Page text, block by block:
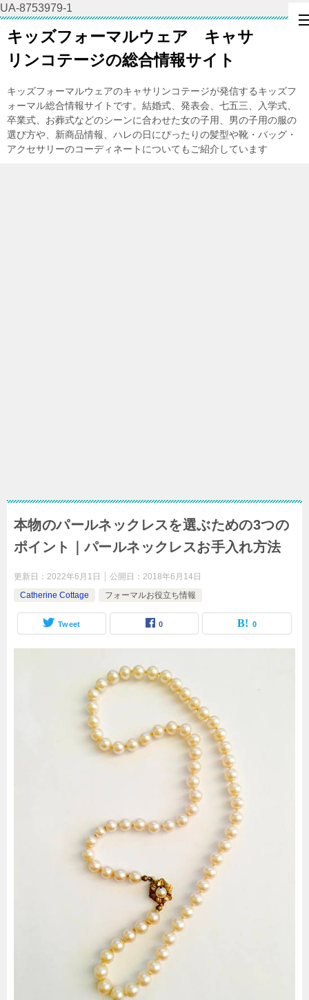
UA-8753979-1
キッズフォーマルウェア キャサ
リンコテージの総合情報サイト
キッズフォーマルウェアのキャサリンコテージが発信するキッズフ
ォーマル総合情報サイトです。結婚式、発表会、七五三、入学式、
卒業式、お葬式などのシーンに合わせた女の子用、男の子用の服の
選び方や、新商品情報、ハレの日にぴったりの髪型や靴・バッグ・
アクセサリーのコーディネートについてもご紹介しています
本物のパールネックレスを選ぶための3つの
ポイント｜パールネックレスお手入れ方法
更新日： 2022年6月1日 公開日： 2018年6月14日
Catherine Cottage
フォーマルお役立ち情報
Tweet 0 0